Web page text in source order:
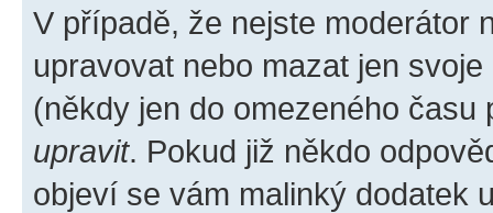
V případě, že nejste moderátor
upravovat nebo mazat jen
(někdy jen do omezeného
upravit. Pokud již někdo
objeví se vám malinký dodatek